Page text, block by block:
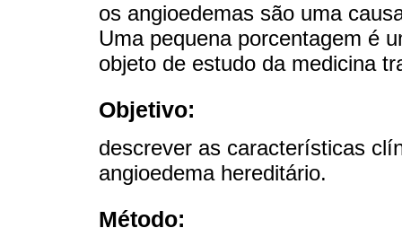
os angioedemas são uma
Uma pequena porcentagem é
objeto de estudo da medicina
Objetivo:
descrever as características
angioedema hereditário.
Método: